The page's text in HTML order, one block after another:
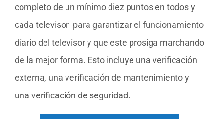
completo de un mínimo diez puntos en todos y
cada televisor para garantizar el funcionamiento
diario del televisor y que este prosiga marchando
de la mejor forma. Esto incluye una verificación
externa, una verificación de mantenimiento y
una verificación de seguridad.